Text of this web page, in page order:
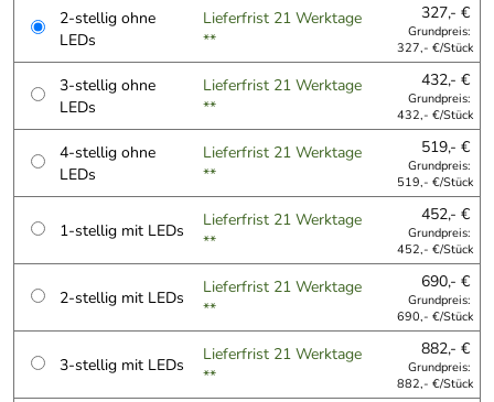
2-stellig ohne
LEDs
Lieferfrist 21 Werktage
**
327,- €
Grundpreis:
327,- €/Stück
3-stellig ohne
LEDs
Lieferfrist 21 Werktage
**
432,- €
Grundpreis:
432,- €/Stück
4-stellig ohne
LEDs
Lieferfrist 21 Werktage
**
519,- €
Grundpreis:
519,- €/Stück
1-stellig mit LEDs
Lieferfrist 21 Werktage
**
452,- €
Grundpreis:
452,- €/Stück
2-stellig mit LEDs
Lieferfrist 21 Werktage
**
690,- €
Grundpreis:
690,- €/Stück
3-stellig mit LEDs
Lieferfrist 21 Werktage
**
882,- €
Grundpreis:
882,- €/Stück